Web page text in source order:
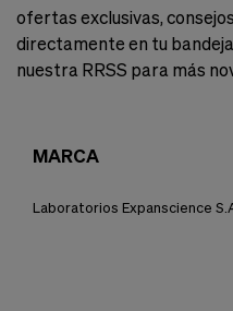
ofertas exclusivas,
directamente en tu
nuestra RRSS para más
MARCA
Laboratorios Expanscience